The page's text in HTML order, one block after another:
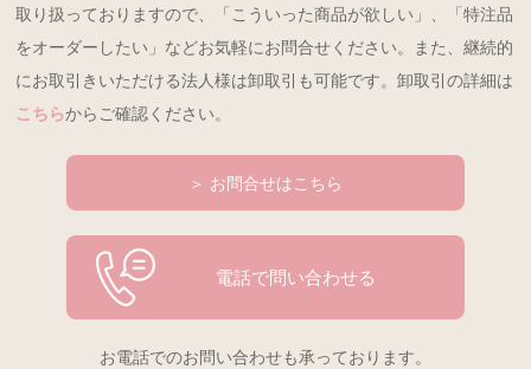
取り扱っておりますので、「こういった商品が欲しい」、「特注品
をオーダーしたい」などお気軽にお問合せください。また、継続的
にお取引きいただける法人様は卸取引も可能です。卸取引の詳細は
こちらからご確認ください。
＞ お問合せはこちら
電話で問い合わせる
お電話でのお問い合わせも承っております。